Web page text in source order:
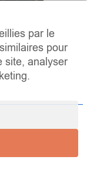
par le
pour
site, analyser